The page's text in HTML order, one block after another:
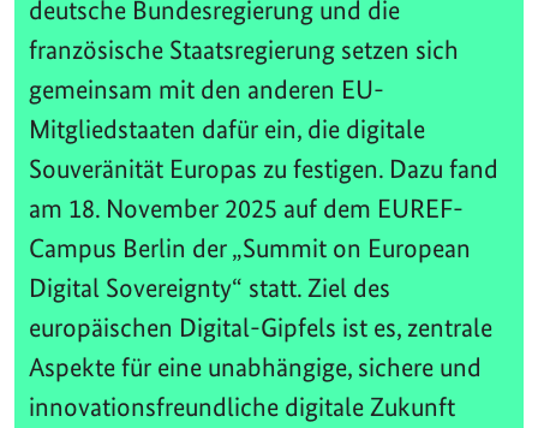
deutsche Bundesregierung und die
französische Staatsregierung setzen sich
gemeinsam mit den anderen EU-
Mitgliedstaaten dafür ein, die digitale
Souveränität Europas zu festigen. Dazu fand
am 18. November 2025 auf dem EUREF-
Campus Berlin der „Summit on European
Digital Sovereignty“ statt. Ziel des
europäischen Digital-Gipfels ist es, zentrale
Aspekte für eine unabhängige, sichere und
innovationsfreundliche digitale Zukunft